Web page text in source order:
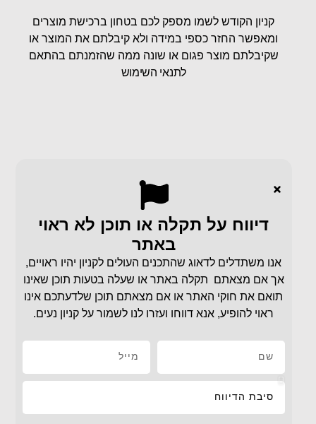
קניון הקודש לשמו מספק לכם בטחון ברכישת מוצרים
ומאפשר החזר כספי במידה ולא קיבלתם את המוצר או
שקיבלתם מוצר פגום או שונה ממה שהזמנתם בהתאם
לתנאי השימוש
דיווח על תקלה או תוכן לא ראוי
באתר
אנו משתדלים לדאוג שהתכנים העולים לקניון יהיו ראויים,
אך אם מצאתם תקלה באתר או שעלה בטעות תוכן שאינו
תואם את חוקי האתר או אם מצאתם תוכן שלדעתכם אינו
ראוי להופיע, אנא דווחו ועזרו לנו לשמור על קניון נעים.